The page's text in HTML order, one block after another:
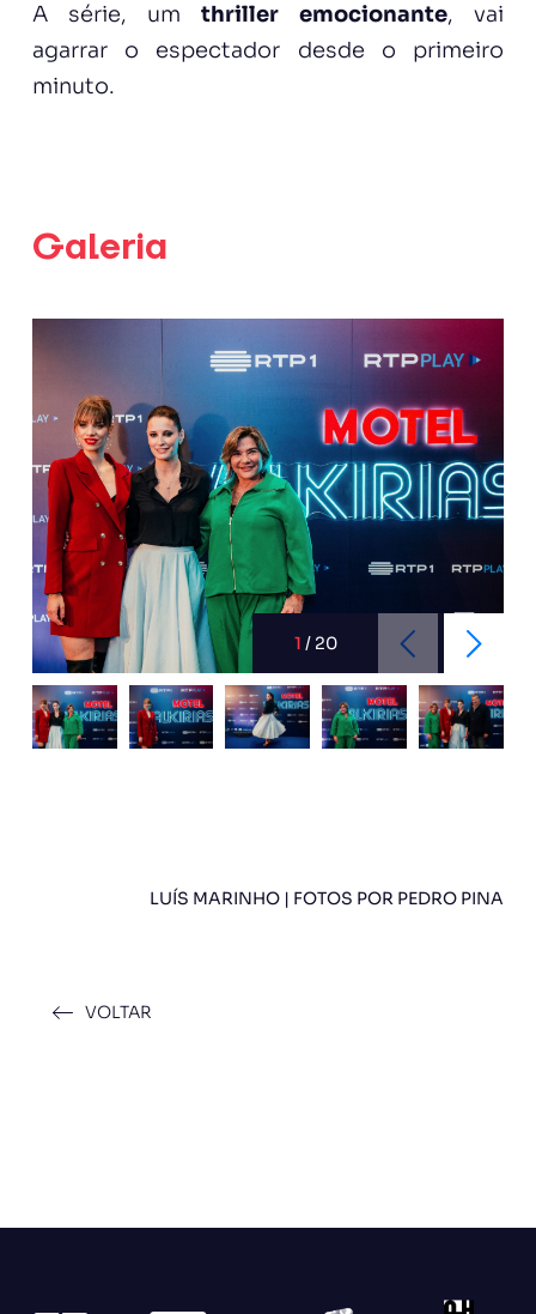
A série, umthriller emocionante, vai
agarrar o espectador desde o primeiro
minuto.
Galeria
1 / 20
LUÍS MARINHO | FOTOS POR PEDRO PINA
VOLTAR